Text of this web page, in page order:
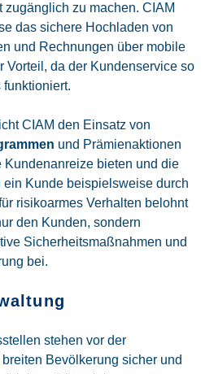
zu machen. CIAM
das sichere Hochladen von
und Rechnungen über mobile
Vorteil, da der Kundenservice so
CIAM den Einsatz von
und Prämienaktionen
Kundenanreize bieten und die
ein Kunde beispielsweise durch
risikoarmes Verhalten belohnt
den Kunden, sondern
Sicherheitsmaßnahmen und
bei.
stehen vor der
Bevölkerung sicher und